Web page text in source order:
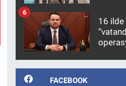
10 yıl
16 ilde
6
FACEBOOK